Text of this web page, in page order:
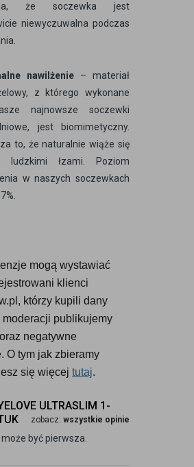
że soczewka jest
niewyczuwalna podczas
nawilżenie – materiał
z którego wykonane
najnowsze soczewki
jest biomimetyczny.
to, że naturalnie wiąże się
łzami. Poziom
w naszych soczewkach
mogą wystawiać
klienci
którzy kupili dany
moderacji publikujemy
negatywne
O tym jak zbieramy
się więcej tutaj.
ULTRASLIM 1-
zobacz: wszystkie opinie
być pierwsza.